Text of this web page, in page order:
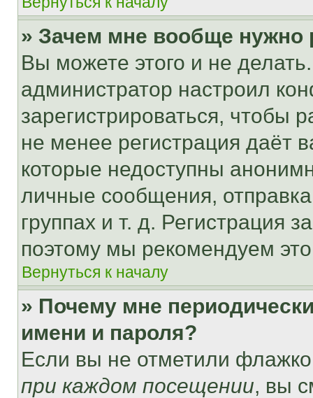
» Зачем мне вообще нужно
Вы можете этого и не
администратор настроил
зарегистрироваться, чтобы
не менее регистрация даёт
которые недоступны
личные сообщения,
группах и т. д. Регистрация
поэтому мы рекомендуем
Вернуться к началу
» Почему мне
имени и пароля?
Если вы не отметили
при каждом посещении, вы